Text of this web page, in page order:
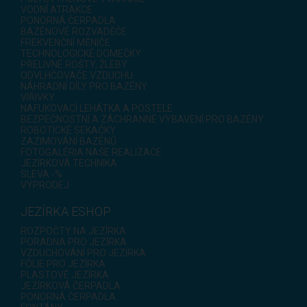
VODNÍ ATRAKCE
PONORNÁ ČERPADLA
BAZÉNOVÉ ROZVADĚČE
FREKVENČNÍ MĚNIČE
TECHNOLOGICKÉ DOMEČKY
PŘELIVNÉ ROŠTY, ŽLEBY
ODVLHČOVAČE VZDUCHU
NÁHRADNÍ DÍLY PRO BAZÉNY
VÍŘIVKY
NAFUKOVACÍ LEHÁTKA A POSTELE
BEZPEČNOSTNÍ A ZÁCHRANNÉ VYBAVENÍ PRO BAZÉNY
ROBOTICKÉ SEKAČKY
ZAZIMOVÁNÍ BAZÉNŮ
FOTOGALÉRIA NAŠE REALIZACE
JEZÍRKOVÁ TECHNIKA
SLEVA -%
VÝPRODEJ
JEZÍRKA ESHOP
ROZPOČTY NA JEZÍRKA
PORADNA PRO JEZÍRKA
VZDUCHOVÁNÍ PRO JEZÍRKA
FÓLIE PRO JEZÍRKA
PLASTOVÉ JEZÍRKA
JEZÍRKOVÁ ČERPADLA
PONORNÁ ČERPADLA